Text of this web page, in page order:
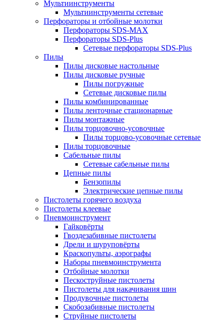
Мультиинструменты
Мультиинструменты сетевые
Перфораторы и отбойные молотки
Перфораторы SDS-MAX
Перфораторы SDS-Plus
Сетевые перфораторы SDS-Plus
Пилы
Пилы дисковые настольные
Пилы дисковые ручные
Пилы погружные
Сетевые дисковые пилы
Пилы комбинированные
Пилы ленточные стационарные
Пилы монтажные
Пилы торцовочно-усовочные
Пилы торцово-усовочные сетевые
Пилы торцовочные
Сабельные пилы
Сетевые сабельные пилы
Цепные пилы
Бензопилы
Электрические цепные пилы
Пистолеты горячего воздуха
Пистолеты клеевые
Пневмоинструмент
Гайковёрты
Гвоздезабивные пистолеты
Дрели и шуруповёрты
Краскопульты, аэрографы
Наборы пневмоинструмента
Отбойные молотки
Пескоструйные пистолеты
Пистолеты для накачивания шин
Продувочные пистолеты
Скобозабивные пистолеты
Струйные пистолеты